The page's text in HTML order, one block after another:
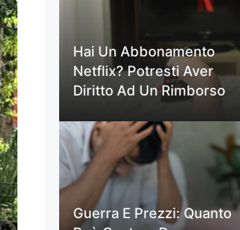
Hai Un Abbonamento
Netflix? Potresti Aver
Diritto Ad Un Rimborso
Guerra E Prezzi: Quanto